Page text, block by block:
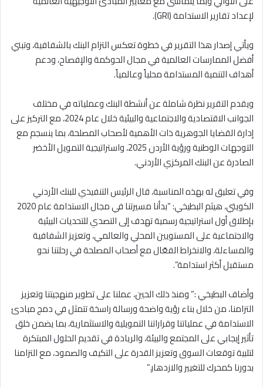
لإعداد تقارير الاستدامة (GRI).
ويأتي إصدار هذا التقرير في خطوة تعكس التزام البنك بالشفافية، وتبني
أفضل الممارسات العالمية في مجال الحوكمة والإفصاح، ودعم
أهداف التنمية المستدامة محلياً وعالمياً.
ويقدم التقرير نظرة شاملة عن أنشطة البنك وعملياته في مختلف
الجوانب الاقتصادية والاجتماعية والبيئية خلال عام 2024، مع التركيز على
إدارة القضايا الجوهرية ذات الأهمية لأصحاب المصلحة، بما ينسجم مع
التوجهات الوطنية ورؤية الأردن 2025، واستراتيجية التمويل الأخضر
الصادرة عن البنك المركزي الأردني.
وفي تعليق له بهذه المناسبة، قال الرئيس التنفيذي للبنك الأردني
الكويتي، هيثم البطيخي: “بدأنا مسيرتنا في مجال الاستدامة عام 2020
بإطلاق أول استراتيجية رسمية تهدف إلى التصدي للتحديات البيئية
والاجتماعية على المستويين المحلي والعالمي، وتعزيز الشفافية
والمساءلة، والانخراط الفعّال مع أصحاب المصلحة في رحلتنا نحو
مستقبل أكثر استدامة”.
وأضاف البطيخي :” ومنذ ذلك الحين، عملنا على تطوير منهجيتنا وتعزيز
التزامنا، من خلال بناء رؤية واضحة ورسالة راسخة تتمثل في دمج مبادئ
الاستدامة في عملياتنا وقراراتنا التمويلية والاستثمارية، بما يضمن خلق
تأثير إيجابي على المجتمع والبيئة، والريادة في تقديم الحلول المبتكرة
لتلبية توقعات السوق وتعزيز القدرة على التكيف والصمود، مع التزامنا
بدورنا كمحرك للتغيير والازدهار.”